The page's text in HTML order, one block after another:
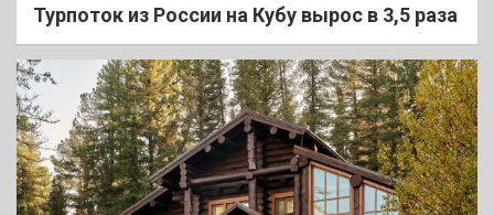
Турпоток из России на Кубу вырос в 3,5 раза